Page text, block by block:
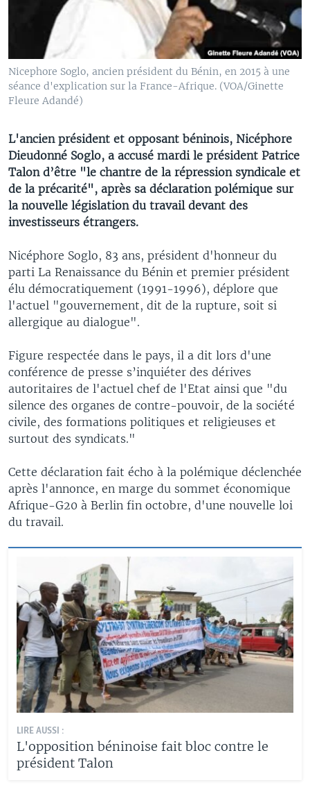
Nicephore Soglo, ancien président du Bénin, en 2015 à une
séance d'explication sur la France-Afrique. (VOA/Ginette
Fleure Adandé)
L'ancien président et opposant béninois, Nicéphore
Dieudonné Soglo, a accusé mardi le président Patrice
Talon d’être "le chantre de la répression syndicale et
de la précarité", après sa déclaration polémique sur
la nouvelle législation du travail devant des
investisseurs étrangers.
Nicéphore Soglo, 83 ans, président d'honneur du
parti La Renaissance du Bénin et premier président
élu démocratiquement (1991-1996), déplore que
l'actuel "gouvernement, dit de la rupture, soit si
allergique au dialogue".
Figure respectée dans le pays, il a dit lors d'une
conférence de presse s’inquiéter des dérives
autoritaires de l'actuel chef de l'Etat ainsi que "du
silence des organes de contre-pouvoir, de la société
civile, des formations politiques et religieuses et
surtout des syndicats."
Cette déclaration fait écho à la polémique déclenchée
après l'annonce, en marge du sommet économique
Afrique-G20 à Berlin fin octobre, d'une nouvelle loi
du travail.
LIRE AUSSI :
L'opposition béninoise fait bloc contre le
président Talon